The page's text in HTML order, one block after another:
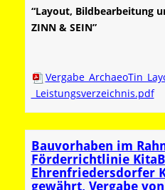
“Layout, Bildbearbeitung
ZINN & SEIN”
_Leistungsverzeichnis.pdf
Bauvorhaben im
Förderrichtlinie
Ehrenfriedersdorfer
gewährt, Vergabe